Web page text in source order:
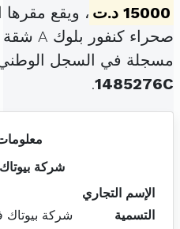
15000 د.ت
، ويقع
صحراء كنفور بلوك A شقة 5 الكرم (
مسجلة في السجل
1485276C
.
شركة
الإسم التجاري
التسمية
شركة بيوتاك